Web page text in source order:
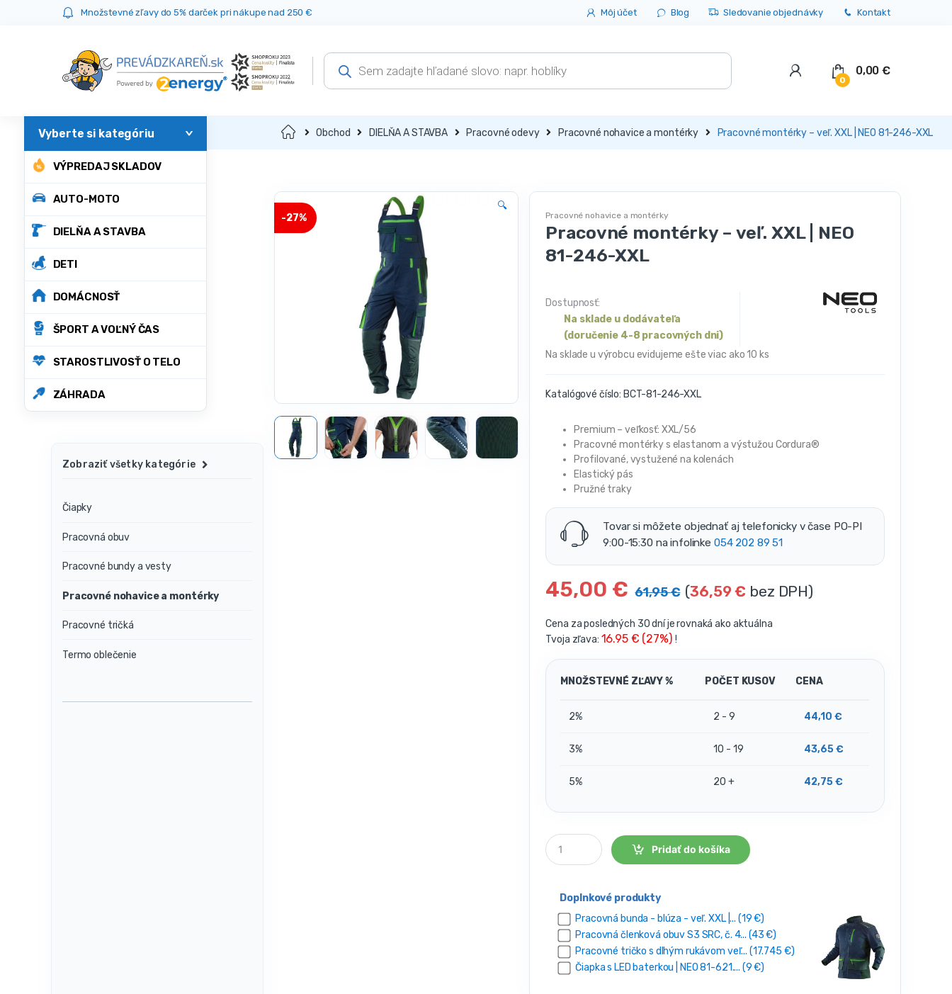
Množstevné zľavy do 5% darček pri nákupe nad 250 € Môj účet Blog Sledovanie objednávky Kontakt
Products
search
0
0,00€
VÝPREDAJ SKLADOV
AUTO-MOTO
DIELŇA A STAVBA
DETI
DOMÁCNOSŤ
ŠPORT A VOĽNÝ ČAS
STAROSTLIVOSŤ O TELO
ZÁHRADA
Domov Obchod DIELŇA A STAVBA Pracovné odevy Pracovné nohavice a montérky Pracovné montérky – veľ. XXL | NEO 81-246-XXL
-27%
🔍
Pracovné nohavice a montérky
Pracovné montérky – veľ. XXL | NEO
81-246-XXL
Dostupnosť:
Na sklade u dodávateľa
(doručenie 4-8 pracovných dni)
Na sklade u výrobcu evidujeme ešte viac ako 10 ks
Katalógové číslo: BCT-81-246-XXL
Premium – veľkosť: XXL/56
Pracovné montérky s elastanom a výstužou Cordura®
Profilované, vystužené na kolenách
Elastický pás
Pružné traky
Tovar si môžete objednať aj telefonicky v čase PO-PI
9:00-15:30 na infolinke 054 202 89 51
45,00 € 61,95€ (36,59€ bez DPH)
Cena za posledných 30 dní je rovnaká ako aktuálna
Tvoja zľava: 16.95 € (27%) !
MNOŽSTEVNÉ ZĽAVY % POČET KUSOV CENA
2% 2 - 9 44,10 €
3% 10 - 19 43,65€
5% 20 + 42,75€
P
o
č
Pridať do košíka
Doplnkové produkty
Pracovná bunda - blúza - veľ. XXL |... (19 €)
Pracovná členková obuv S3 SRC, č. 4... (43 €)
Pracovné tričko s dlhým rukávom veľ... (17.745 €)
Čiapka s LED baterkou | NEO 81-621.... (9 €)
Zobraziť všetky kategórie
Čiapky
Pracovná obuv
Pracovné bundy a vesty
Pracovné nohavice a montérky
Pracovné tričká
Termo oblečenie